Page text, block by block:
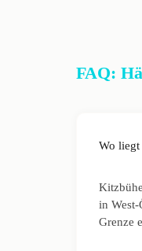
FAQ:
Wo
in West-
Grenze